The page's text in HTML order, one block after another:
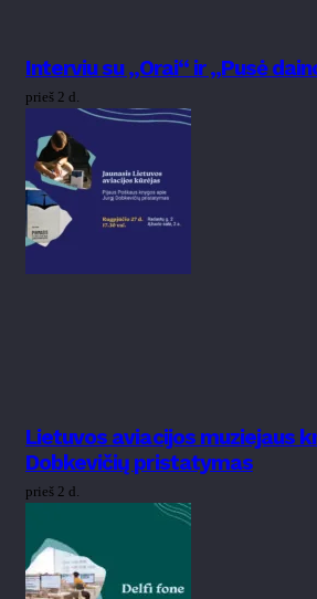
Interviu su „Orai“ ir „Pusė
prieš 2 d.
Lietuvos aviacijos muziejaus
Dobkevičių pristatymas
prieš 2 d.